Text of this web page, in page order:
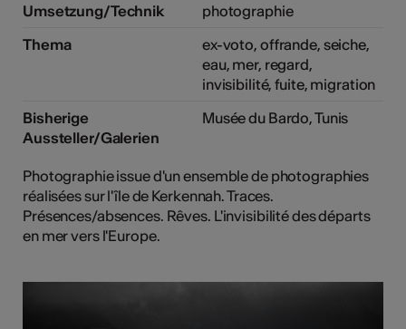
Umsetzung/Technik
photographie
Thema
ex-voto, offrande, seiche,
eau, mer, regard,
invisibilité, fuite, migration
Bisherige
Aussteller/Galerien
Musée du Bardo, Tunis
Photographie issue d'un ensemble de photographies
réalisées sur l'île de Kerkennah. Traces.
Présences/absences. Rêves. L'invisibilité des départs
en mer vers l'Europe.